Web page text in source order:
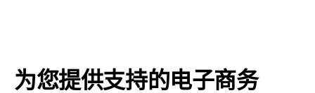
为您提供支持的电子商务